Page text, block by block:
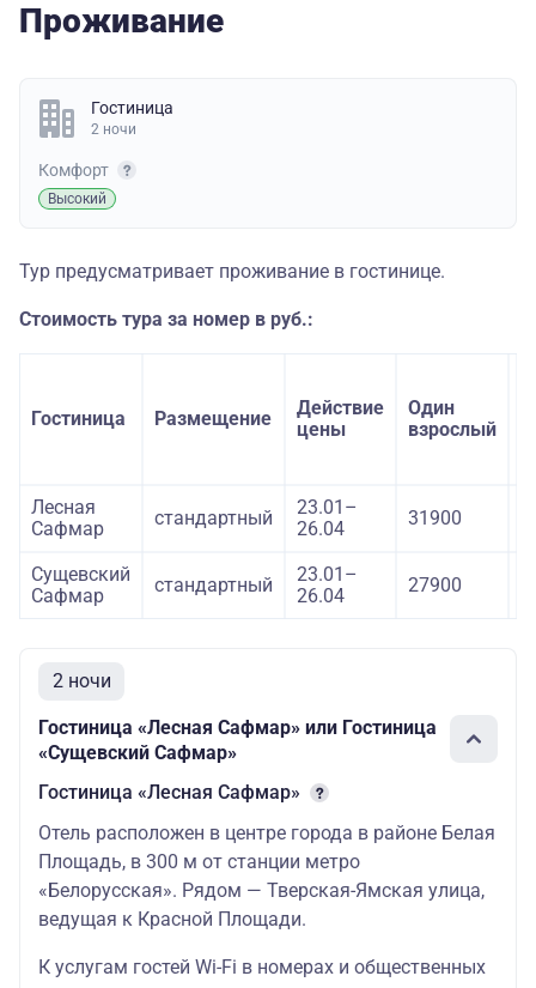
Проживание
Гостиница
2 ночи
Комфорт
Высокий
Тур предусматривает проживание в гостинице.
Стоимость тура за номер в руб.:
Гостиница Размещение
Действие
цены
Один
взрослый
Лесная
Сафмар
стандартный
23.01–
26.04
31900
Сущевский
Сафмар
стандартный
23.01–
26.04
27900
2 ночи
Гостиница «Лесная Сафмар» или Гостиница
«Сущевский Сафмар»
Гостиница «Лесная Сафмар»
Отель расположен в центре города в районе Белая
Площадь, в 300 м от станции метро
«Белорусская». Рядом — Тверская-Ямская улица,
ведущая к Красной Площади.
К услугам гостей Wi-Fi в номерах и общественных